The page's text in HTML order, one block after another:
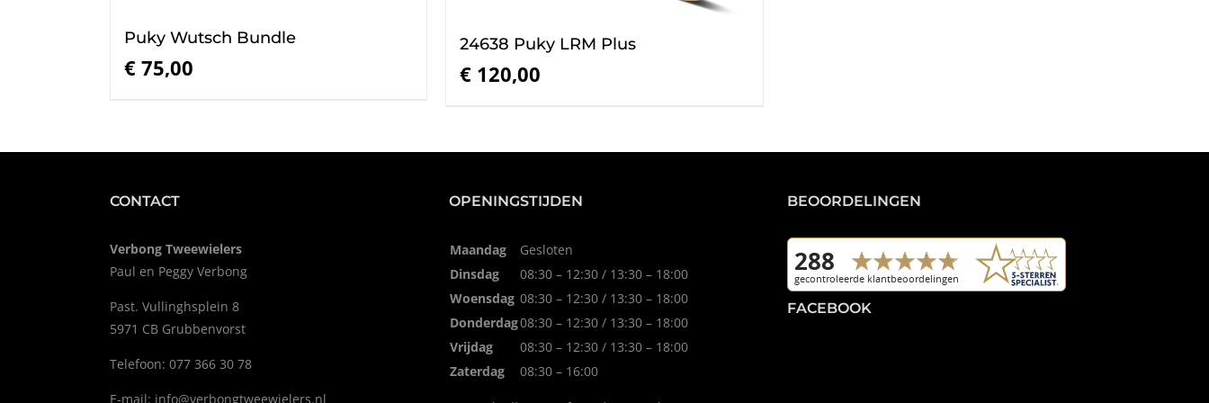
Puky Wutsch Bundle
€ 75,00
24638 Puky LRM Plus
€ 120,00
CONTACT
Verbong Tweewielers
Paul en Peggy Verbong
Past. Vullinghsplein 8
5971 CB Grubbenvorst
Telefoon: 077 366 30 78
E-mail: info@verbongtweewielers.nl
OPENINGSTIJDEN
Maandag
Gesloten
Dinsdag
08:30 – 12:30 / 13:30 – 18:00
Woensdag 08:30 – 12:30 / 13:30 – 18:00
Donderdag08:30 – 12:30 / 13:30 – 18:00
Vrijdag
08:30 – 12:30 / 13:30 – 18:00
Zaterdag
08:30 – 16:00
BEOORDELINGEN
FACEBOOK